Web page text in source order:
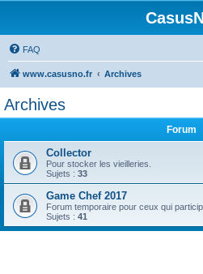
FAQ
www.casusno.fr Archives
Archives
Forum
Collector
Pour stocker les vieilleries.
Sujets : 33
Game Chef 2017
Forum temporaire pour ceux qui
Sujets : 41